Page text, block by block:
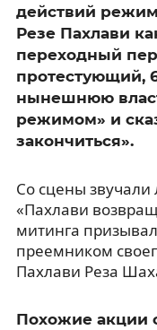
действий
Резе Пахлави
переходный
протестующий,
нынешнюю
режимом» и
закончиться».
Со сцены звучали
«Пахлави
митинга
преемником
Пахлави Реза
Похожие акции